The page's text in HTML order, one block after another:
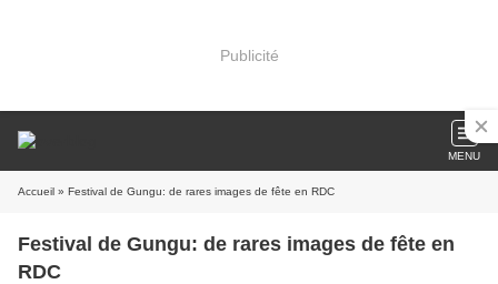
Publicité
MENU
Accueil » Festival de Gungu: de rares images de fête en RDC
Festival de Gungu: de rares images de fête en
RDC